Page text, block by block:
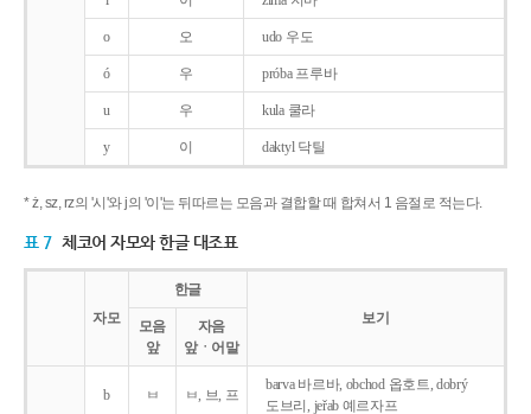
o 오 udo 우도
ó 우 próba 프루바
u 우 kula 쿨라
y 이 daktyl 닥틸
* ż, sz, rz의 '시'와 j의 '이'는 뒤따르는 모음과 결합할 때 합쳐서 1 음절로 적는다.
표 7 체코어 자모와 한글 대조표
자모
한글
보기
모음
앞
자음
앞ㆍ어말
b ㅂ ㅂ, 브, 프
barva 바르바, obchod 옵호트, dobrý
도브리, jeřab 예르자프